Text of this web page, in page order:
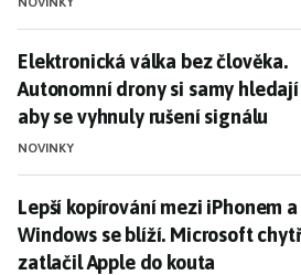
Elektronická válka bez
Elektronická válka bez člověka.
Autonomní drony si samy
aby se vyhnuly rušení signálu
NOVINKY
Lepší kopírování mezi
Lepší kopírování mezi iPhonem a
Windows se blíží. Microsoft
zatlačil Apple do kouta